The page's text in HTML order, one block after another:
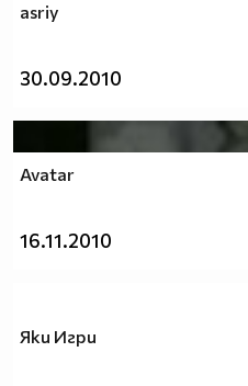
asriy
30.09.2010
Avatar
16.11.2010
Яки Игри